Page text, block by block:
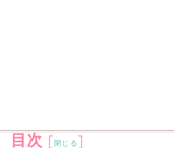
目次 [閉じる]